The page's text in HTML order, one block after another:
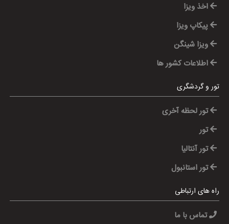
اخذ ویزا
پیکاپ ویزا
ویزا شینگن
اطلاعات کشور ها
تور و گردشگری
تور لحظه آخری
تور
تور آنتالیا
تور استانبول
راه های ارتباطی
تماس با ما